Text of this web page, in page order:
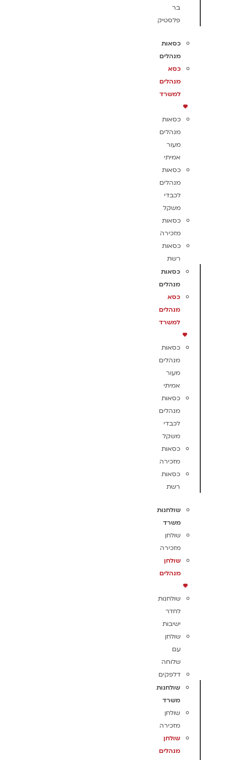
בר
פלסטיק
כסאות
מנהלים
כסא
מנהלים
למשרד
כסאות
מנהלים
מעור
אמיתי
כסאות
מנהלים
לכבדי
משקל
כסאות
מזכירה
כסאות
רשת
כסאות
מנהלים
כסא
מנהלים
למשרד
כסאות
מנהלים
מעור
אמיתי
כסאות
מנהלים
לכבדי
משקל
כסאות
מזכירה
כסאות
רשת
שולחנות
משרד
שולחן
מזכירה
שולחן
מנהלים
שולחנות
לחדר
ישיבות
שולחן
עם
שלוחה
דלפקים
שולחנות
משרד
שולחן
מזכירה
שולחן
מנהלים